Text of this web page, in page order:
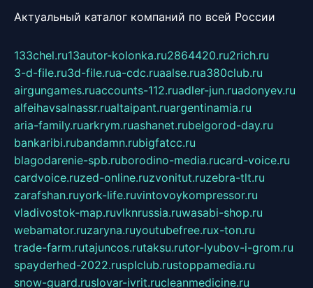
Актуальный каталог компаний по всей России
133chel.ru13autor-kolonka.ru2864420.ru2rich.ru
3-d-file.ru3d-file.rua-cdc.ruaalse.rua380club.ru
airgungames.ruaccounts-112.ruadler-jun.ruadonyev.ru
alfeihavsalnassr.rualtaipant.ruargentinamia.ru
aria-family.ruarkrym.ruashanet.rubelgorod-day.ru
bankaribi.rubandamn.rubigfatcc.ru
blagodarenie-spb.ruborodino-media.rucard-voice.ru
cardvoice.ruzed-online.ruzvonitut.ruzebra-tlt.ru
zarafshan.ruyork-life.ruvintovoykompressor.ru
vladivostok-map.ruvlknrussia.ruwasabi-shop.ru
webamator.ruzaryna.ruyoutubefree.rux-ton.ru
trade-farm.rutajuncos.rutaksu.rutor-lyubov-i-grom.ru
spayderhed-2022.rusplclub.rustoppamedia.ru
snow-guard.ruslovar-ivrit.rucleanmedicine.ru